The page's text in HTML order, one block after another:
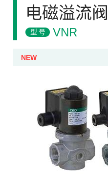
电磁溢流阀
型号 VNR
NEW